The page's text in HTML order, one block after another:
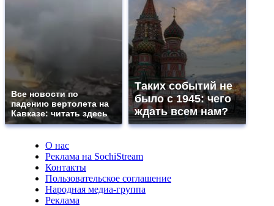
Все новости по
падению вертолета на
Кавказе: читать здесь
Таких событий не
было с 1945: чего
ждать всем нам?
О нас
Реклама на SochiStream
Контакты
Пользовательское соглашение
Народная медиа-группа
Реклама